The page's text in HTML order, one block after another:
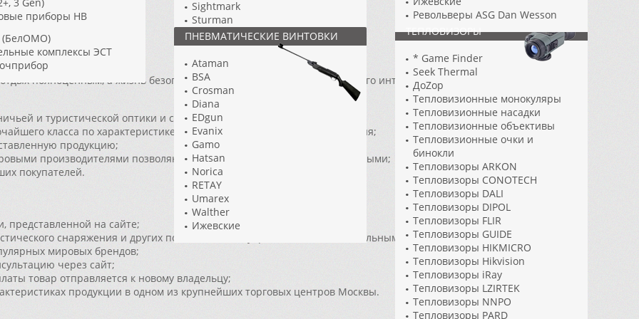
(ВОМЗ)
комплексы ЭСТ
приборы НВ
Sightmark
Sturman
Swarovski
Vector Optics
Vectronix
VENATOR
Vortex
Yukon
Бинокли с дальномером
ТЕПЛОВИЗОРЫ
* Game Finder
Seek Thermal
ДоZор
Тепловизионные монокуляры
Тепловизионные насадки
Тепловизионные объективы
Тепловизионные очки и
бинокли
Тепловизоры ARKON
Тепловизоры CONOTECH
Тепловизоры DALI
Тепловизоры DIPOL
Тепловизоры FLIR
Тепловизоры GUIDE
Тепловизоры HIKMICRO
Тепловизоры Hikvision
Тепловизоры iRay
Тепловизоры LZIRTEK
Тепловизоры NNPO
Тепловизоры PARD
ПНЕВМАТИЧЕСКИЕ ВИНТОВКИ
Ataman
BSA
Crosman
Diana
EDgun
Evanix
Gamo
Hatsan
Norica
RETAY
Umarex
Walther
Ижевские
Револьверы ASG Dan Wesson
полноценным, а жизнь безопасной, воспользуйтесь услугами нашего интернет магазина «Прицелься.ру».
и туристической оптики и снаряжения;
класса по характеристике конкретной модели оптики или оружия;
продукцию;
производителями позволяют сделать цены максимально доступными;
покупателей.
представленной на сайте;
снаряжения и других полезных аксессуаров по самым оптимальным ценам;
мировых брендов;
через сайт;
товар отправляется к новому владельцу;
продукции в одном из крупнейших торговых центров Москвы.